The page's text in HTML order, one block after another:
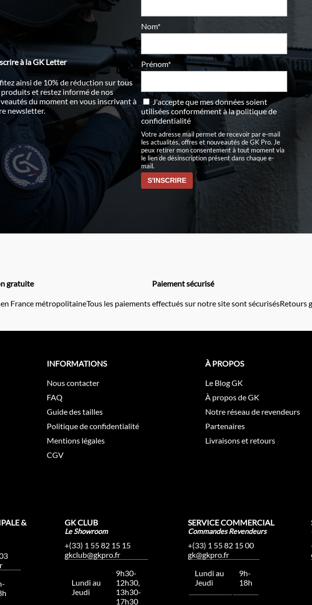
à la GK Letter
ainsi de 10% de réduction sur tous
produits et restez informé de nos
du moment en vous inscrivant à
newsletter.
Nom*
Prénom*
J'accepte que mes données soient
utilisées conformément àla politique de
confidentialité
Votre adresse mail permet de recevoir par e-mail
les actualités, offres et nouveautés de GK Pro. Je
peux retirer mon consentement à tout moment via
le lien de désinscription présent dans chaque e-
mail.
gratuite
France métropolitaine
Paiement sécurisé
Tous les paiements effectués sur notre site sont sécurisésRetours
INFORMATIONS
Nous contacter
FAQ
Guide des tailles
Politique de confidentialité
Mentions légales
CGV
À PROPOS
Le Blog GK
À propos de GK
Notre réseau de revendeurs
Partenaires
Livraisons et retours
&
GK CLUB
Le Showroom
+(33) 1 55 82 15 15
gkclub@gkpro.fr
Lundi au
Jeudi
9h30-
12h30,
13h30-
17h30
SERVICE COMMERCIAL
Commandes Revendeurs
+(33) 1 55 82 15 00
gk@gkpro.fr
Lundi au
Jeudi
9h-
18h